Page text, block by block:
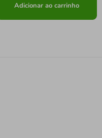
Adicionar ao carrinho